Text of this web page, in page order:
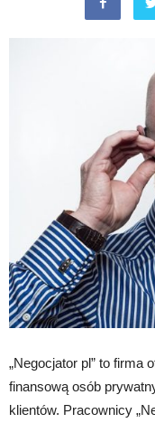
„Negocjator pl” to firma
finansową osób
klientów. Pracownicy